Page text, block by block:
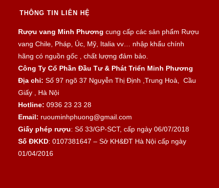
THÔNG TIN LIÊN HỆ
Rượu vang Minh Phương cung cấp các sản phẩm Rượu
vang Chile, Pháp, Úc, Mỹ, Italia vv… nhập khẩu chính
hãng có nguồn gốc , chất lượng đảm bảo.
Công Ty Cổ Phần Đầu Tư & Phát Triển Minh Phương
Địa chỉ: Số 97 ngõ 37 Nguyễn Thị Định ,Trung Hoà, Cầu
Giấy , Hà Nội
Hotline: 0936 23 23 28
Email: ruouminhphuong@gmail.com
Giấy phép rượu: Số 33/GP-SCT, cấp ngày 06/07/2018
Số ĐKKD: 0107381647 – Sở KH&ĐT Hà Nội cấp ngày
01/04/2016